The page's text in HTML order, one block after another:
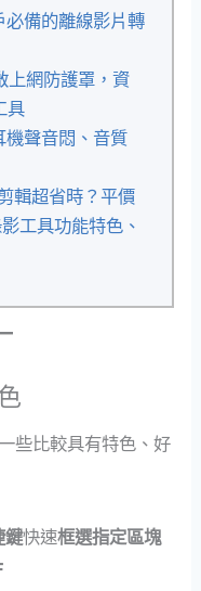
必備的離線影片轉
上網防護罩，資
具
機聲音悶、音質
輯超省時？平價
工具功能特色、
些比較具有特色、好
鍵快速框選指定區塊